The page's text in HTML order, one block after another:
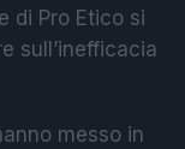
di Pro Etico si
sull’inefficacia
messo in